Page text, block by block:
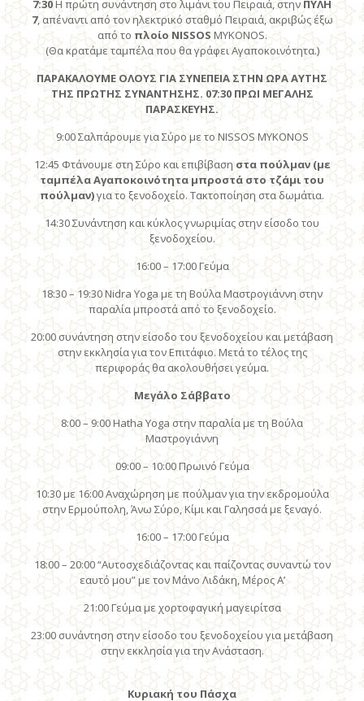
7:30Η πρώτη συνάντηση στο λιμάνι του Πειραιά, στην ΠΥΛΗ
7, απέναντι από τον ηλεκτρικό σταθμό Πειραιά, ακριβώς έξω
από το πλοίο NISSOS MYKONOS.
(Θα κρατάμε ταμπέλα που θα γράφει Αγαποκοινότητα.)
ΠΑΡΑΚΑΛΟΥΜΕ ΟΛΟΥΣ ΓΙΑ ΣΥΝΕΠΕΙΑ ΣΤΗΝ ΩΡΑ ΑΥΤΗΣ
ΤΗΣ ΠΡΩΤΗΣ ΣΥΝΑΝΤΗΣΗΣ. 07:30 ΠΡΩΙ ΜΕΓΑΛΗΣ
ΠΑΡΑΣΚΕΥΗΣ.
9:00 Σαλπάρουμε για Σύρο με το NISSOS MYKONOS
12:45 Φτάνουμε στη Σύρο και επιβίβαση στα πούλμαν (με
ταμπέλα Αγαποκοινότητα μπροστά στο τζάμι του
πούλμαν)για το ξενοδοχείο. Τακτοποίηση στα δωμάτια.
14:30 Συνάντηση και κύκλος γνωριμίας στην είσοδο του
ξενοδοχείου.
16:00 – 17:00 Γεύμα
18:30 – 19:30 Nidra Yoga με τη Βούλα Μαστρογιάννη στην
παραλία μπροστά από το ξενοδοχείο.
20:00 συνάντηση στην είσοδο του ξενοδοχείου και μετάβαση
στην εκκλησία για τον Επιτάφιο. Μετά το τέλος της
περιφοράς θα ακολουθήσει γεύμα.
Μεγάλο Σάββατο
8:00 – 9:00 Hatha Yoga στην παραλία με τη Βούλα
Μαστρογιάννη
09:00 – 10:00 Πρωινό Γεύμα
10:30 με 16:00 Αναχώρηση με πούλμαν για την εκδρομούλα
στην Ερμούπολη, Άνω Σύρο, Κίμι και Γαλησσά με ξεναγό.
16:00 – 17:00 Γεύμα
18:00 – 20:00 “Αυτοσχεδιάζοντας και παίζοντας συναντώ τον
εαυτό μου” με τον Μάνο Λιδάκη, Μέρος Α’
21:00 Γεύμα με χορτοφαγική μαγειρίτσα
23:00 συνάντηση στην είσοδο του ξενοδοχείου για μετάβαση
στην εκκλησία για την Ανάσταση.
Κυριακή του Πάσχα